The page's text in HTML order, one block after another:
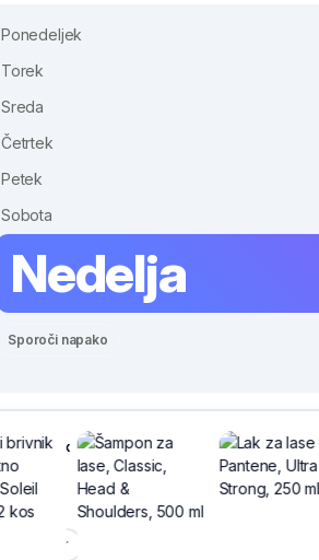
Ponedeljek
Torek
Sreda
Četrtek
Petek
Sobota
Nedelja
Sporoči napako
Sivix
Maribor